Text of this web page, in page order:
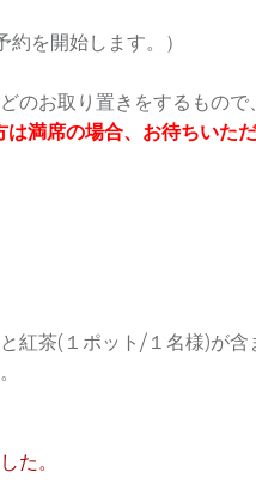
約を開始します。）
のお取り置きをするもので、
満席の場合、お待ちいた
紅茶(１ポット/１名様)が含
た。